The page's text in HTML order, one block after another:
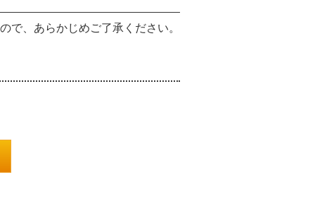
で、あらかじめご了承ください。